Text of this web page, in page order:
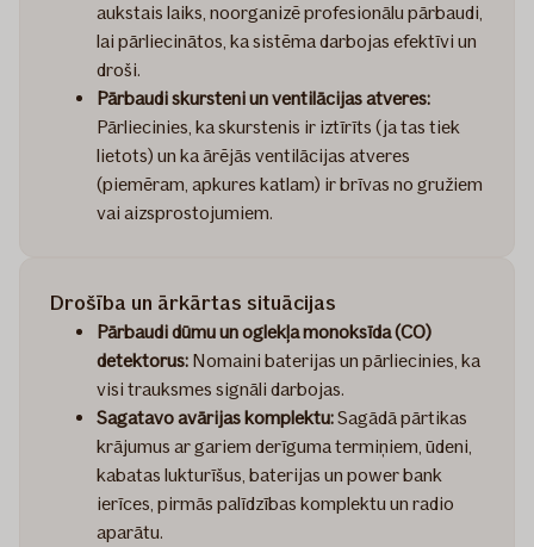
aukstais laiks, noorganizē profesionālu pārbaudi,
lai pārliecinātos, ka sistēma darbojas efektīvi un
droši.
Pārbaudi skursteni un ventilācijas atveres:
Pārliecinies, ka skurstenis ir iztīrīts (ja tas tiek
lietots) un ka ārējās ventilācijas atveres
(piemēram, apkures katlam) ir brīvas no gružiem
vai aizsprostojumiem.
Drošība un ārkārtas situācijas
Pārbaudi dūmu un oglekļa monoksīda (CO)
detektorus: Nomaini baterijas un pārliecinies, ka
visi trauksmes signāli darbojas.
Sagatavo avārijas komplektu:Sagādā pārtikas
krājumus ar gariem derīguma termiņiem, ūdeni,
kabatas lukturīšus, baterijas un power bank
ierīces, pirmās palīdzības komplektu un radio
aparātu.